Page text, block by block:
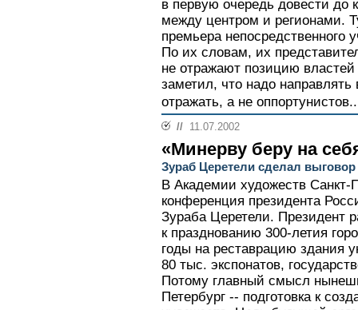
в первую очередь довести до
между центром и регионами.
премьера непосредственного
По их словам, их
не отражают позицию
заметил, что надо направлять
отражать, а не
// 11.07.2002
«Минерву беру на
Зураб Церетели сделал выговор
В Академии художеств Санкт-
конференция президента
Зураба Церетели. Президент
к празднованию 300-летия
годы на реставрацию здания
80 тыс. экспонатов,
Потому главный смысл
Петербург -- подготовка к